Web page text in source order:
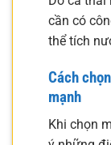
cần có
thể tích
Cách
mạnh
Khi chọn